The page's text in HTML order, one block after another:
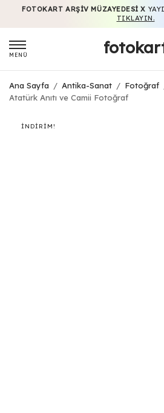
FOTOKART ARŞIV MÜZAYEDESI X
TIKLAYIN.
MENÜ
Ana Sayfa / Antika-Sanat / Fotoğraf
Atatürk Anıtı ve Camii Fotoğraf
İNDIRIM!